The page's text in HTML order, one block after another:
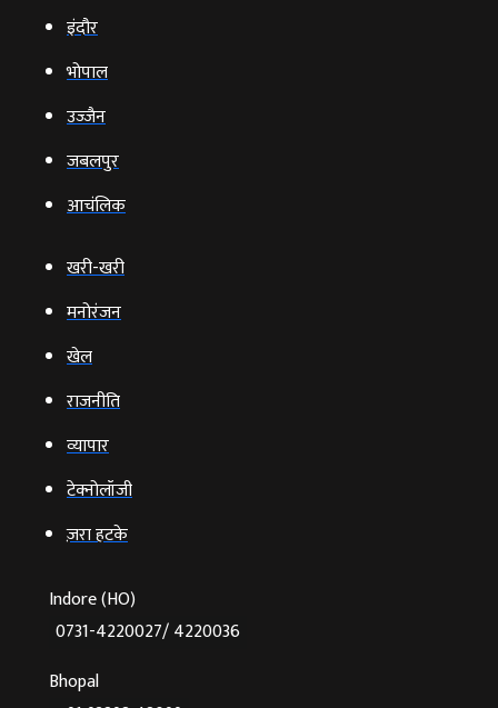
इंदौर
भोपाल
उज्‍जैन
जबलपुर
आचंलिक
खरी-खरी
मनोरंजन
खेल
राजनीति
व्‍यापार
टेक्‍नोलॉजी
ज़रा हटके
Indore (HO)
0731-4220027/ 4220036
Bhopal